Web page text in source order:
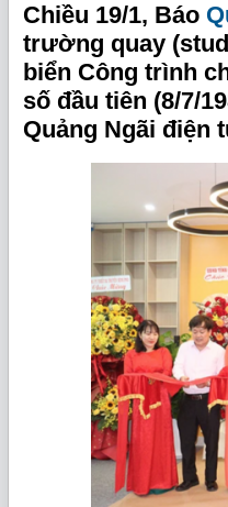
Chiều 19/1, Báo
trường quay
biển Công trình
số đầu tiên (8/7/
Quảng Ngãi điện